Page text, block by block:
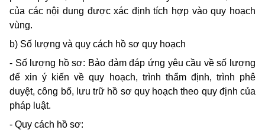
của các nội dung được xác định tích hợp vào quy hoạch
vùng.
b) Số lượng và quy cách hồ sơ quy hoạch
- Số lượng hồ sơ: Bảo đảm đáp ứng yêu cầu về số lượng
để xin ý kiến về quy hoạch, trình thẩm định, trình phê
duyệt, công bố, lưu trữ hồ sơ quy hoạch theo quy định của
pháp luật.
- Quy cách hồ sơ: